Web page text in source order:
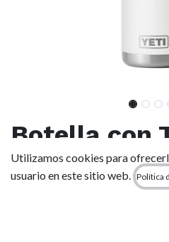
Botella con
Pajita Yeti
oz (769 ml)
Utilizamos cookies para
usuario en este sitio web.
Política